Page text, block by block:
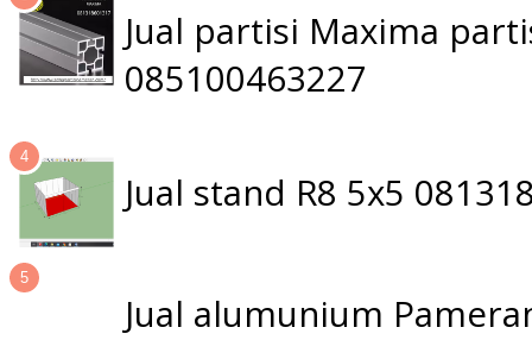
Jual partisi Maxima
085100463227
Jual stand R8 5x5
Jual alumunium